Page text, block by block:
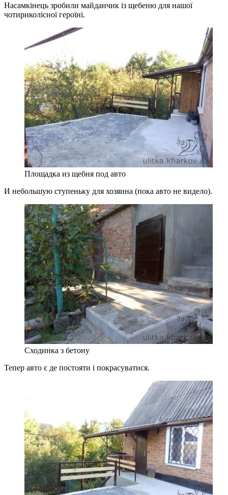
Насамкінець зробили майданчик із щебеню для нашої
чотириколісної героїні.
Площадка из щебня под авто
И небольшую ступеньку для хозяина (пока авто не видело).
Сходинка з бетону
Тепер авто є де постояти і покрасуватися.